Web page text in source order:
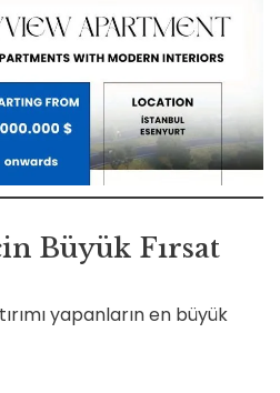
Büyük Fırsat
yapanların en büyük